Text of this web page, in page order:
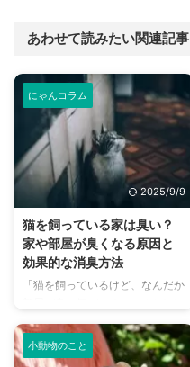
あわせて読みたい関連記事
にゃんコラム
2025/9/9
猫を飼っている家は臭い？
家や部屋が臭くなる原因と
効果的な消臭方法
「猫を飼っているけど、なんだか
部屋が臭い気がする…」そんなお
悩みはありませんか？猫との暮ら
しは幸せで満ちていますが、独特
のにおいが気になるという飼い主
小動物のこと